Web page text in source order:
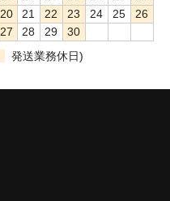
20
21 22 23 24 25
26
27
28 29
30
発送業務休日)